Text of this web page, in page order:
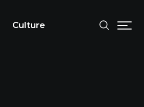
Culture